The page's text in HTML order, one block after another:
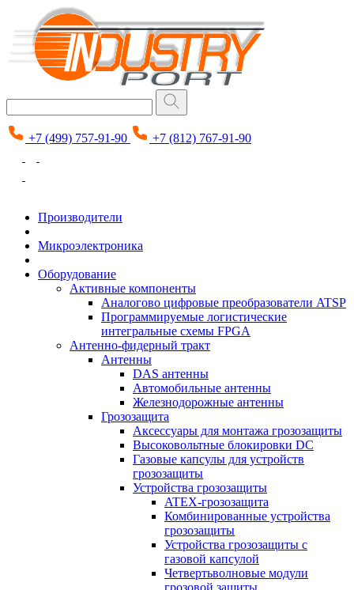
+7 (499) 757-91-90 +7 (812) 767-91-90
Производители
Микроэлектроника
Оборудование
Активные компоненты
Аналогово цифровые преобразователи ATSP
Программируемые логистические
интегральные схемы FPGA
Антенно-фидерный тракт
Антенны
DAS антенны
Автомобильные антенны
Железнодорожные антенны
Грозозащита
Аксессуары для монтажа грозозащиты
Высоковольтные блокировки DC
Газовые капсулы для устройств
грозозащиты
Устройства грозозащиты
ATEX-грозозащита
Комбинированные устройства
грозозащиты
Устройства грозозащиты с
газовой капсулой
Четвертьволновые модули
грозовой защиты